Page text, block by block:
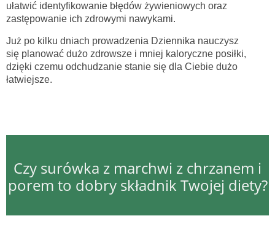
ułatwić identyfikowanie błędów żywieniowych oraz
zastępowanie ich zdrowymi nawykami.
Już po kilku dniach prowadzenia Dziennika nauczysz
się planować dużo zdrowsze i mniej kaloryczne posiłki,
dzięki czemu odchudzanie stanie się dla Ciebie dużo
łatwiejsze.
Czy surówka z marchwi z chrzanem i
porem to dobry składnik Twojej diety?